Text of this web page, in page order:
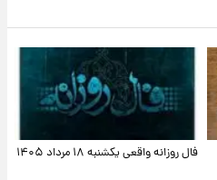
فال روزانه واقعی یکشنبه ۱۸ مرداد ۱۴۰۵